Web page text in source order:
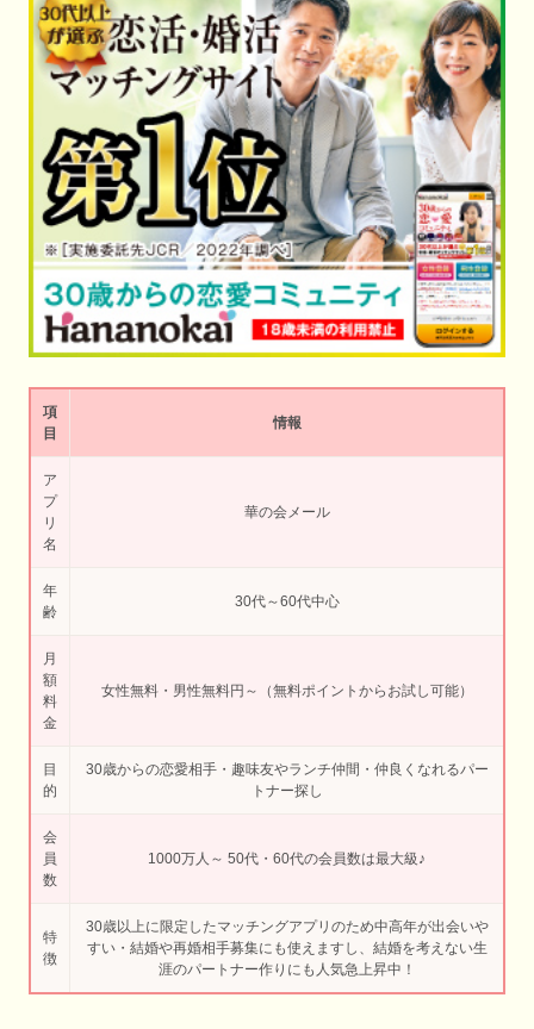
項
目
情報
ア
プ
リ
名
華の会メール
年
齢
30代～60代中心
月
額
料
金
女性無料・男性無料円～（無料ポイントからお試し可能）
目
的
30歳からの恋愛相手・趣味友やランチ仲間・仲良くなれるパー
トナー探し
会
員
数
1000万人～ 50代・60代の会員数は最大級♪
特
徴
30歳以上に限定したマッチングアプリのため中高年が出会いや
すい・結婚や再婚相手募集にも使えますし、結婚を考えない生
涯のパートナー作りにも人気急上昇中！